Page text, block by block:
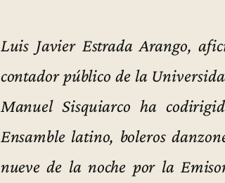
Luis Javier Estrada Arango,
contador público de la
Manuel Sisquiarco ha
Ensamble latino, boleros
nueve de la noche por la